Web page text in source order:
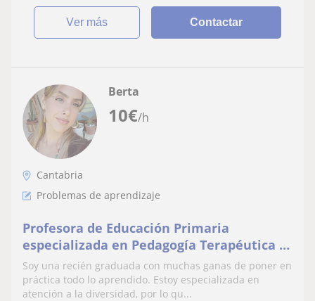
ver más Contactar
10€/h
Berta
Cantabria
Problemas de aprendizaje
Profesora de Educación Primaria
especializada en Pedagogía Terapéutica y
Audición y Lenguaje
Soy una recién graduada con muchas ganas de poner en
práctica todo lo aprendido. Estoy especializada en
atención a la diversidad, por lo qu...